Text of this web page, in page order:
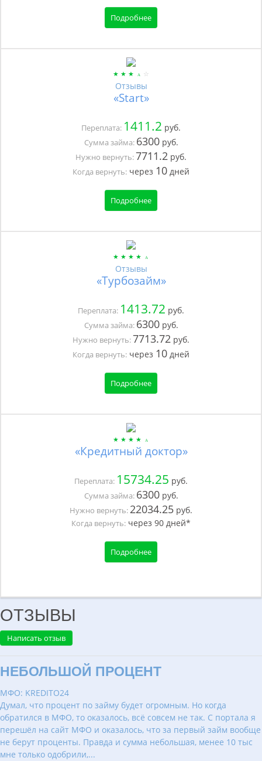
Подробнее
Отзывы
«Start»
Переплата: 1411.2 руб.
Сумма займа: 6300руб.
Нужно вернуть:7711.2 руб.
Когда вернуть: через 10 дней
Подробнее
Отзывы
«Турбозайм»
Переплата: 1413.72 руб.
Сумма займа: 6300руб.
Нужно вернуть:7713.72 руб.
Когда вернуть: через 10 дней
Подробнее
«Кредитный доктор»
Переплата: 15734.25 руб.
Сумма займа: 6300руб.
Нужно вернуть: 22034.25 руб.
Когда вернуть: через 90 дней*
Подробнее
ОТЗЫВЫ
Написать отзыв
НЕБОЛЬШОЙ ПРОЦЕНТ
МФО: KREDITO24
Думал, что процент по займу будет огромным. Но когда
обратился в МФО, то оказалось, всё совсем не так. С портала я
перешёл на сайт МФО и оказалось, что за первый займ вообще
не берут проценты. Правда и сумма небольшая, менее 10 тыс
мне только одобрили,...